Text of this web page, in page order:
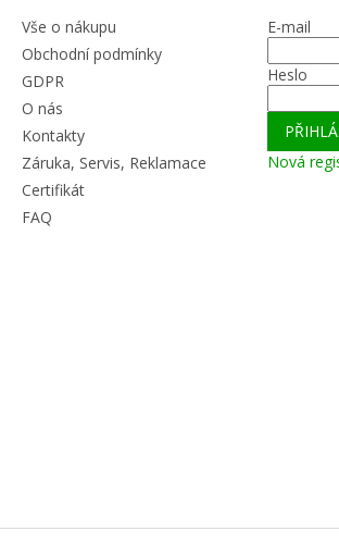
Vše o nákupu
Obchodní podmínky
GDPR
O nás
Kontakty
Záruka, Servis, Reklamace
Certifikát
FAQ
E-mail
Heslo
Nová